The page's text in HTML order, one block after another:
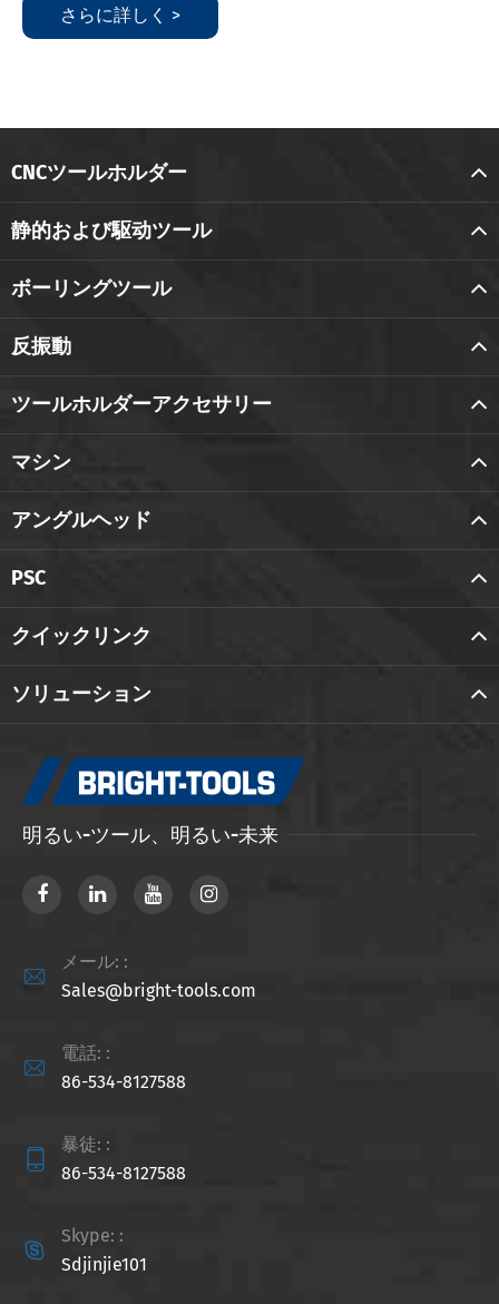
さらに詳しく >
CNCツールホルダー
静的および駆动ツール
ボーリングツール
反振動
ツールホルダーアクセサリー
マシン
アングルヘッド
PSC
クイックリンク
ソリューション
明るい-ツール、明るい-未来

メール: :
Sales@bright-tools.com

電話: :
86-534-8127588

暴徒: :
86-534-8127588

Skype: :
Sdjinjie101